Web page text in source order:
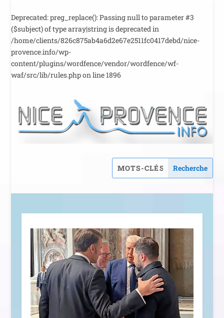
Deprecated: preg_replace(): Passing null to parameter #3
($subject) of type array|string is deprecated in
/home/clients/826c875ab4a6d2e67e2511fc0417debd/nice-
provence.info/wp-
content/plugins/wordfence/vendor/wordfence/wf-
waf/src/lib/rules.phpon line1896